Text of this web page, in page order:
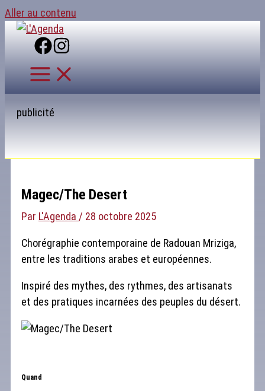
Aller au contenu
publicité
Magec/The Desert
Par L'Agenda / 28 octobre 2025
Chorégraphie contemporaine de Radouan Mriziga,
entre les traditions arabes et européennes.
Inspiré des mythes, des rythmes, des artisanats
et des pratiques incarnées des peuples du désert.
Quand